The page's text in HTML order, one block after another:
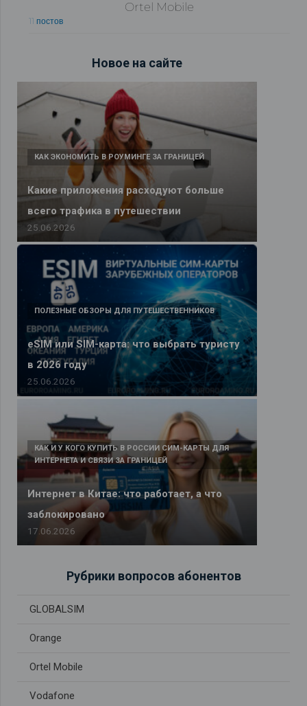
Ortel Mobile
11 постов
Новое на сайте
Какие приложения расходуют больше
всего трафика в путешествии
КАК ЭКОНОМИТЬ В РОУМИНГЕ ЗА ГРАНИЦЕЙ
25.06.2026
eSIM или SIM-карта: что выбрать туристу
в 2026 году
ПОЛЕЗНЫЕ ОБЗОРЫ ДЛЯ ПУТЕШЕСТВЕННИКОВ
25.06.2026
Интернет в Китае: что работает, а что
заблокировано
КАК И У КОГО КУПИТЬ В РОССИИ СИМ-КАРТЫ ДЛЯ
ИНТЕРНЕТА И СВЯЗИ ЗА ГРАНИЦЕЙ
17.06.2026
Рубрики вопросов абонентов
GLOBALSIM
Orange
Ortel Mobile
Vodafone